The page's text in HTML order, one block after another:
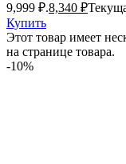
9,999 ₽.8,340 ₽
Купить
Этот товар имеет
на странице товара.
-10%